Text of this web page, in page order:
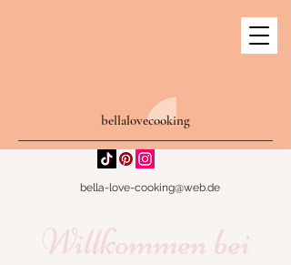
bellalovecooking
bella-love-cooking@web.de
Willkommen bei